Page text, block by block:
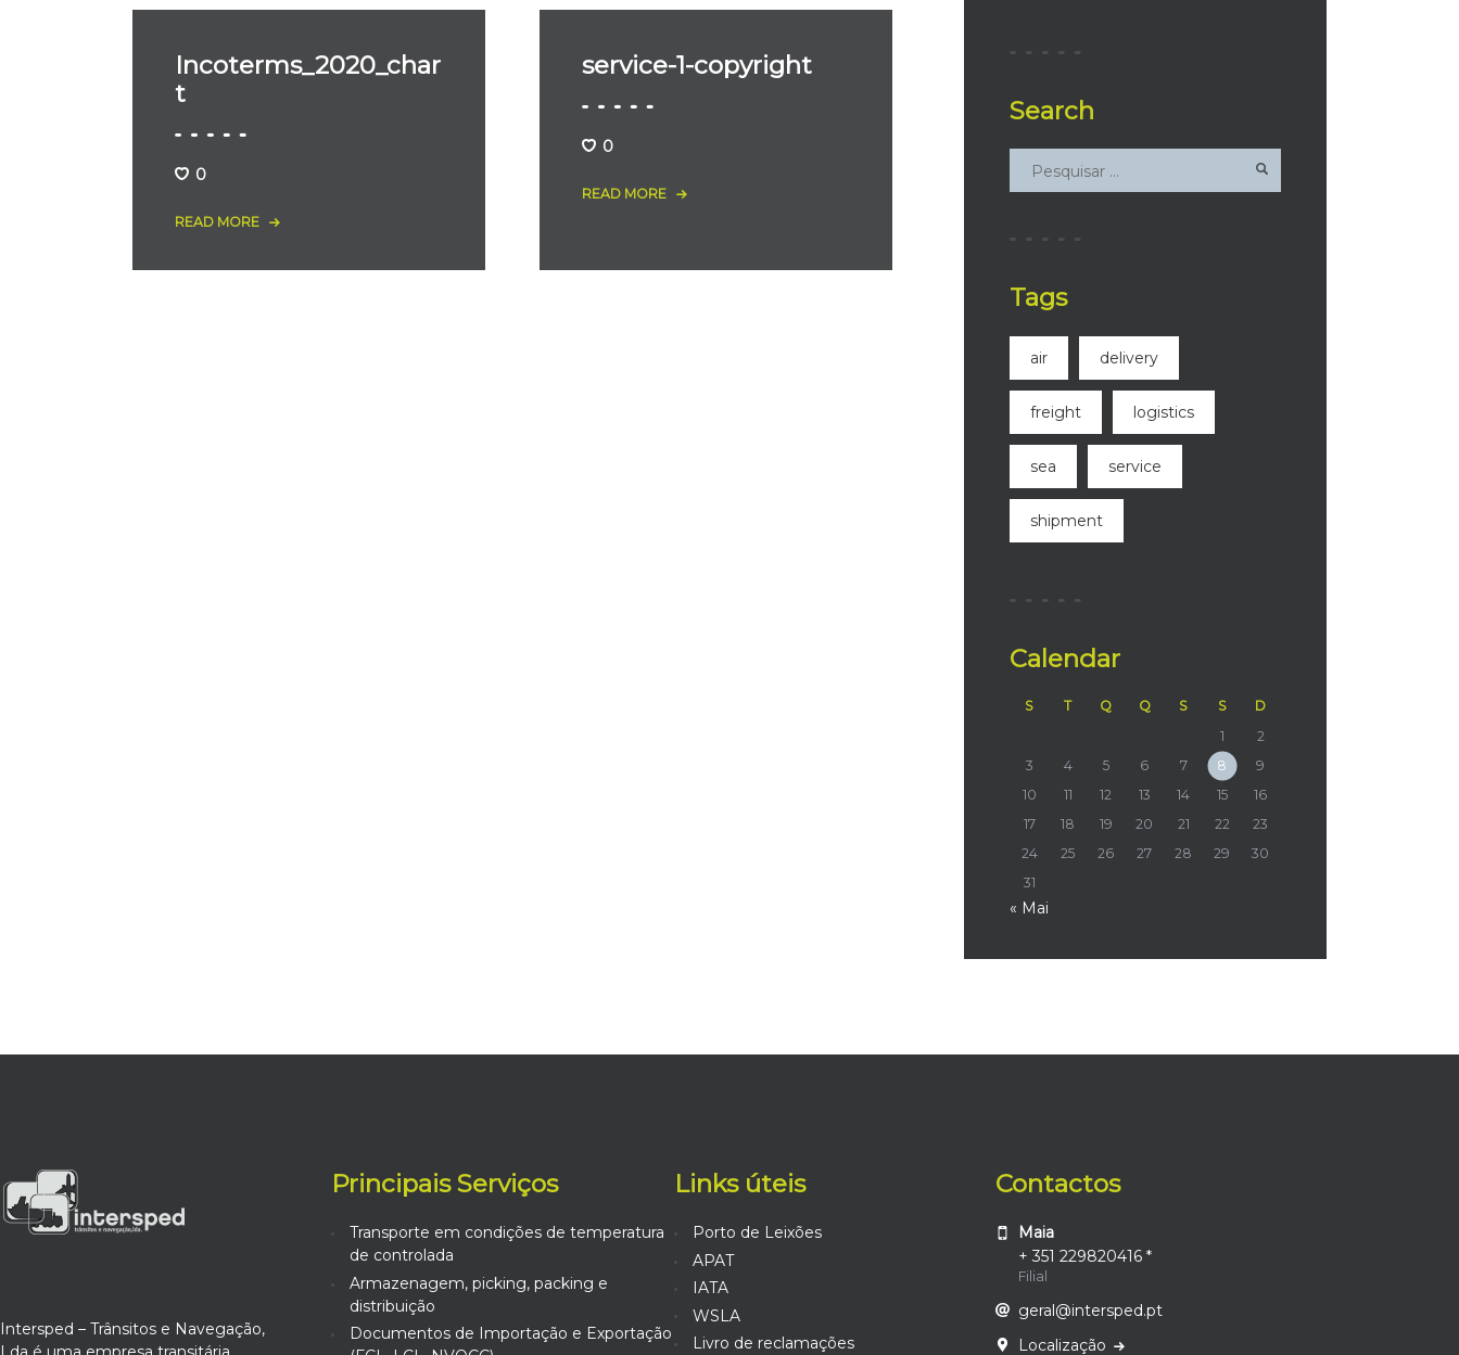
Incoterms_2020_char
t
0
READ MORE
service-1-copyright
0
READ MORE
Search
Tags
air delivery
freight logistics
sea service
shipment
Calendar
S T Q Q S S
D
1
2
3
4 5 6 7 8
9
10
11 12 13 14 15
16
17
18 19 20 21 22
23
24
25 26 27 28 29
30
31
« Mai
Intersped – Trânsitos e Navegação,
Principais Serviços
Transporte em condições de temperatura
de controlada
Armazenagem, picking, packing e
distribuição
Documentos de Importação e Exportação
Links úteis
Porto de Leixões
APAT
IATA
WSLA
Livro de reclamações
Contactos
Maia
+ 351 229820416 *
Filial
geral@intersped.pt
Localização